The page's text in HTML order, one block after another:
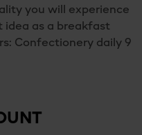
you will experience
as a breakfast
Confectionery daily 9